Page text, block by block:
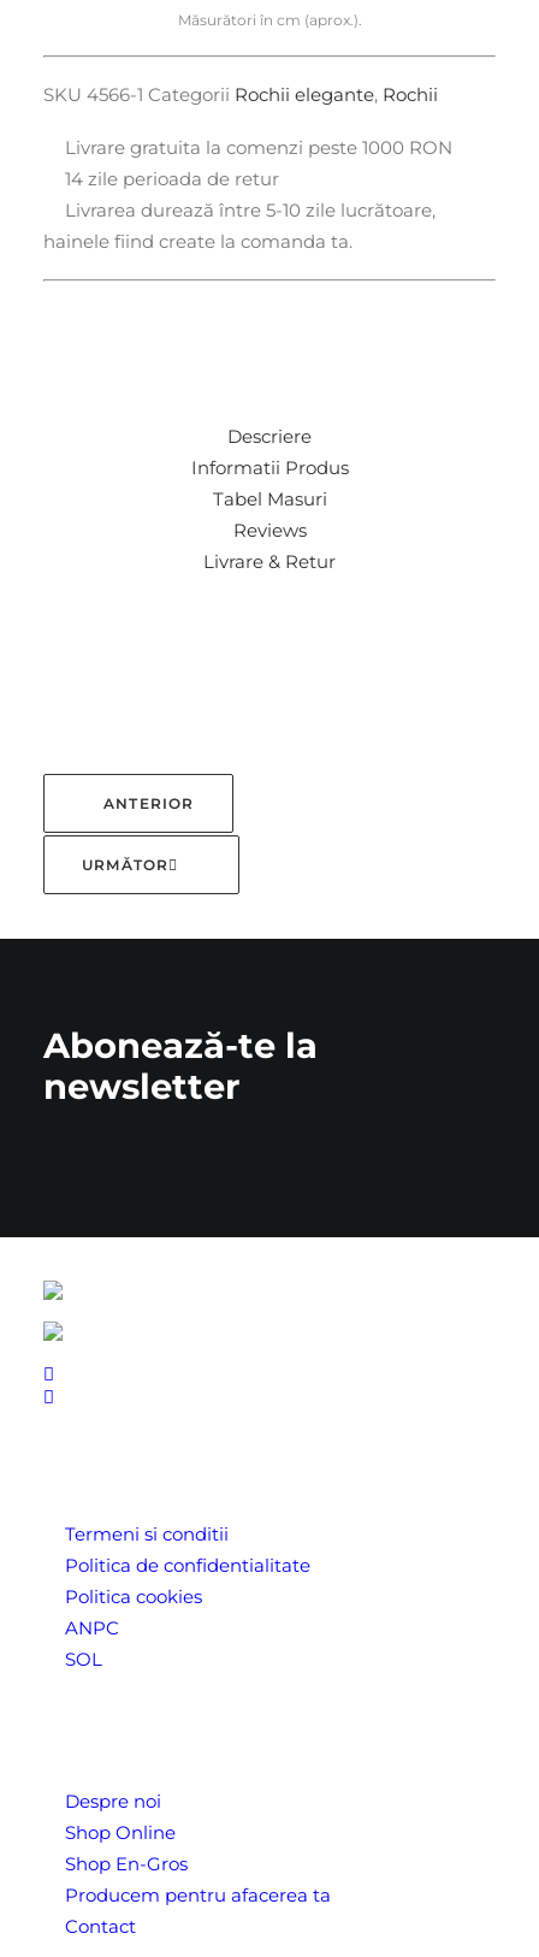
Măsurători în cm (aprox.).
SKU 4566-1 Categorii Rochii elegante, Rochii
Livrare gratuita la comenzi peste 1000 RON
14 zile perioada de retur
Livrarea durează între 5-10 zile lucrătoare,
hainele fiind create la comanda ta.
Descriere
Informatii Produs
Tabel Masuri
Reviews
Livrare & Retur
ANTERIOR
URMĂTOR
Abonează-te la
newsletter
Termeni si conditii
Politica de confidentialitate
Politica cookies
ANPC
SOL
Despre noi
Shop Online
Shop En-Gros
Producem pentru afacerea ta
Contact